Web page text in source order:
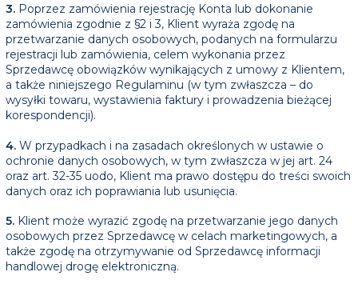
3. Poprzez zamówienia rejestrację Konta lub dokonanie
zamówienia zgodnie z §2 i 3, Klient wyraża zgodę na
przetwarzanie danych osobowych, podanych na formularzu
rejestracji lub zamówienia, celem wykonania przez
Sprzedawcę obowiązków wynikających z umowy z Klientem,
a także niniejszego Regulaminu (w tym zwłaszcza – do
wysyłki towaru, wystawienia faktury i prowadzenia bieżącej
korespondencji).
4. W przypadkach i na zasadach określonych w ustawie o
ochronie danych osobowych, w tym zwłaszcza w jej art. 24
oraz art. 32-35 uodo, Klient ma prawo dostępu do treści swoich
danych oraz ich poprawiania lub usunięcia.
5. Klient może wyrazić zgodę na przetwarzanie jego danych
osobowych przez Sprzedawcę w celach marketingowych, a
także zgodę na otrzymywanie od Sprzedawcę informacji
handlowej drogę elektroniczną.